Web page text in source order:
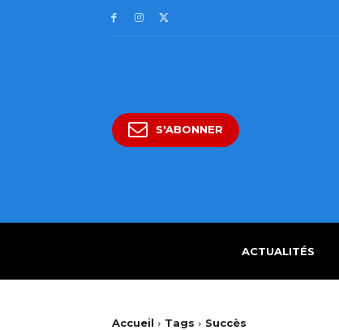
S'ABONNER
ACTUALITÉS
Accueil Tags Succès